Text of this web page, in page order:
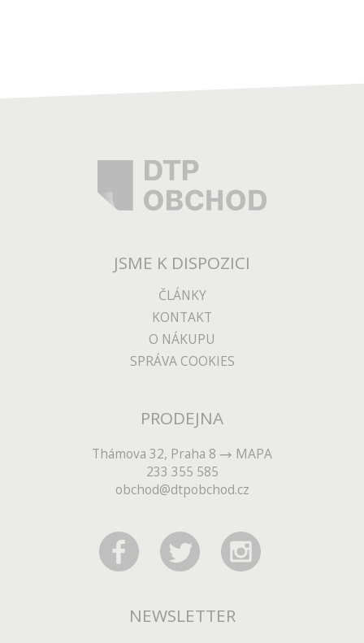
JSME K DISPOZICI
ČLÁNKY
KONTAKT
O NÁKUPU
SPRÁVA COOKIES
PRODEJNA
Thámova 32, Praha 8
MAPA
233 355 585
obchod@dtpobchod.cz
NEWSLETTER